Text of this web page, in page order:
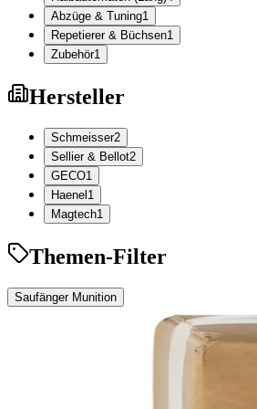
Abzüge & Tuning1
Repetierer & Büchsen1
Zubehör1
Hersteller
Schmeisser2
Sellier & Bellot2
GECO1
Haenel 1
Magtech1
Themen-Filter
Saufänger Munition